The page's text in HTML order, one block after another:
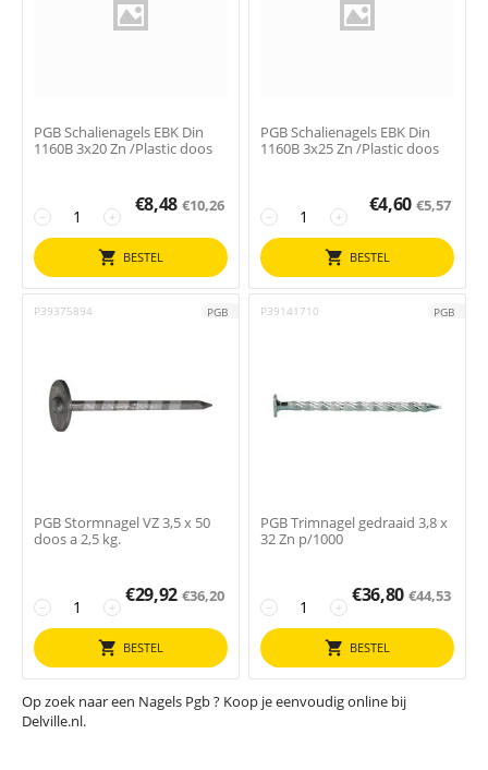
PGB Schalienagels EBK Din
1160B 3x20 Zn /Plastic doos
+
−
€8,48 €10,26
BESTEL
PGB Schalienagels EBK Din
1160B 3x25 Zn /Plastic doos
+
−
€4,60 €5,57
BESTEL
P39375894 PGB
PGB Stormnagel VZ 3,5 x 50
doos a 2,5 kg.
+
−
€29,92 €36,20
BESTEL
P39141710 PGB
PGB Trimnagel gedraaid 3,8 x
32 Zn p/1000
+
−
€36,80 €44,53
BESTEL
Op zoek naar een Nagels Pgb ? Koop je eenvoudig online bij
Delville.nl.